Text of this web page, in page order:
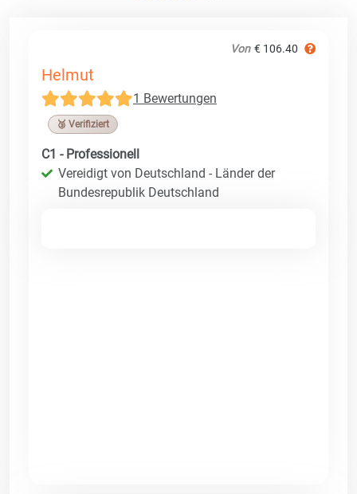
Von € 106.40
Helmut
1 Bewertungen
🥉 Verifiziert
C1 - Professionell
Vereidigt von Deutschland - Länder der
Bundesrepublik Deutschland